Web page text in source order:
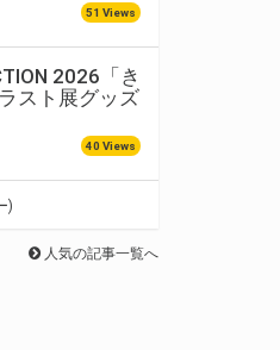
51 Views
2026「き
スト展グッズ
40 Views
)
人気の記事一覧へ